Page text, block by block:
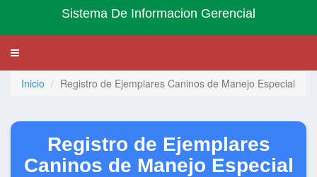
Sistema De Informacion Gerencial
Toggle
Inicio Registro de Ejemplares Caninos de Manejo Especial
Registro de Ejemplares
Caninos de Manejo Especial